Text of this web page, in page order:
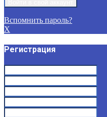
Вспомнить пароль?
X
Регистрация